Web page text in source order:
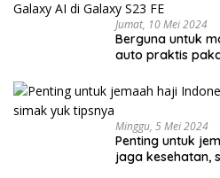
Jumat, 10 Mei 2024
Berguna untuk
auto praktis
Minggu, 5 Mei 2024
Penting untuk
jaga kesehatan,